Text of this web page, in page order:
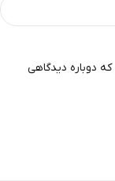
دوباره دیدگاهی